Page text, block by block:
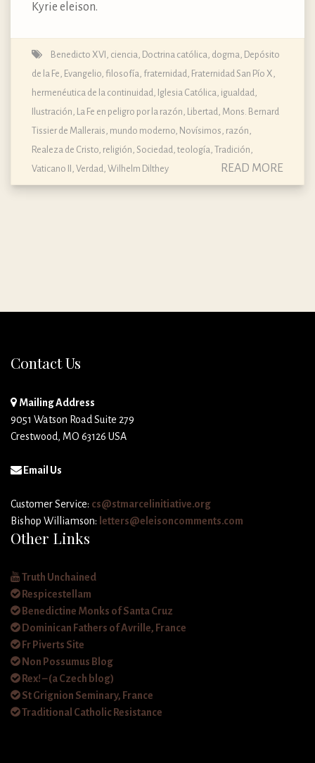
Kyrie eleison.
Benedicto XVI , ciencia, Doctrina católica, dogma, Depósito
de la Fe, Evangelio, filosofía, fraternidad, Fraternidad San Pío X,
hermenéutica de la continuidad, Iglesia Católica, igualdad,
Ilustración, La Fe en peligro por la razón, Libertad, Mons. Bernard
Tissier de Mallerais, mundo moderno, Novísimos, razón,
Realeza de Cristo, religión, Sociedad, teología, Tradición,
Vaticano II , Verdad, Wilhelm Dilthey READ MORE
Contact Us
Mailing Address
9051 Watson Road Suite 279
Crestwood, MO 63126 USA
Email Us
Customer Service: cs@stmarcelinitiative.org
Bishop Williamson: letters@eleisoncomments.com
Other Links
Truth Unchained
Respicestellam
Benedictine Monks of Santa Cruz
Dominican Fathers of Avrille, France
Fr Piverts Site
Non Possumus Blog
Rex! – (a Czech blog)
St Grignion Seminary, France
Traditional Catholic Resistance